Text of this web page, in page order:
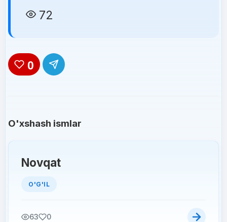
72
0
O'xshash ismlar
Novqat
O'G'IL
63 0